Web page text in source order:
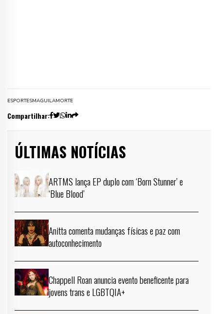
ESPORTESMAGUILAMORTE
Compartilhar:
ÚLTIMAS NOTÍCIAS
ARTMS lança EP duplo com ‘Born Stunner’ e
‘Blue Blood’
Anitta comenta mudanças físicas e paz com
autoconhecimento
Chappell Roan anuncia evento beneficente para
jovens trans e LGBTQIA+